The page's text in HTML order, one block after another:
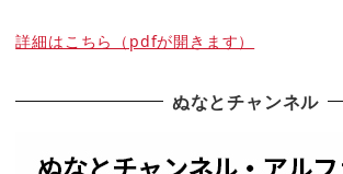
詳細はこちら（pdfが開きます）
ぬなとチャンネル